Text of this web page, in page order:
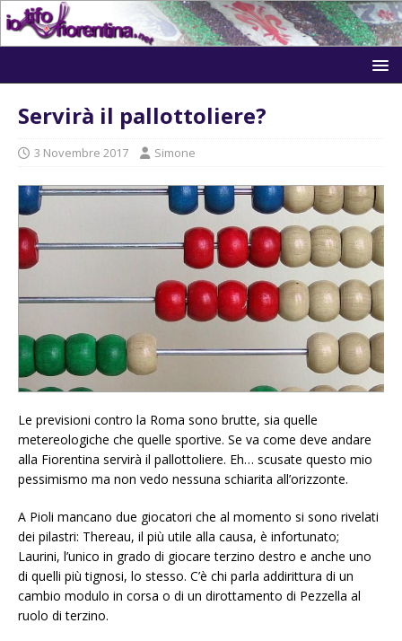
Servirà il pallottoliere?
3 Novembre 2017 Simone
Le previsioni contro la Roma sono brutte, sia quelle
metereologiche che quelle sportive. Se va come deve andare
alla Fiorentina servirà il pallottoliere. Eh… scusate questo mio
pessimismo ma non vedo nessuna schiarita all’orizzonte.
A Pioli mancano due giocatori che al momento si sono rivelati
dei pilastri: Thereau, il più utile alla causa, è infortunato;
Laurini, l’unico in grado di giocare terzino destro e anche uno
di quelli più tignosi, lo stesso. C’è chi parla addirittura di un
cambio modulo in corsa o di un dirottamento di Pezzella al
ruolo di terzino.